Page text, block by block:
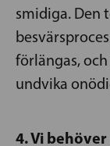
smidiga. Den
förlängas,
undvika
4. Vi